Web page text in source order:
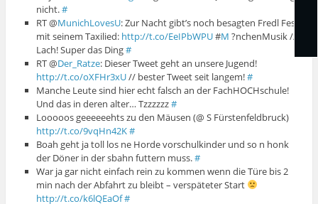
nicht.#
RT @MunichLovesU: Zur Nacht gibt’s noch besagten Fredl Fesl
mit seinem Taxilied: http://t.co/EeIPbWPU#M ?nchenMusik //
Lach! Super das Ding#
RT @Der_Ratze: Dieser Tweet geht an unsere Jugend!
http://t.co/oXFHr3xU// bester Tweet seit langem!#
Manche Leute sind hier echt falsch an der FachHOCHschule!
Und das in deren alter… Tzzzzzz#
Looooos geeeeeehts zu den Mäusen (@ S Fürstenfeldbruck)
http://t.co/9vqHn42K#
Boah geht ja toll los ne Horde vorschulkinder und so n honk
der Döner in der sbahn futtern muss.#
War ja gar nicht einfach rein zu kommen wenn die Türe bis 2
min nach der Abfahrt zu bleibt – verspäteter Start
http://t.co/k6lQEaOf#